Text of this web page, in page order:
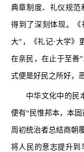
典章制度、礼仪规范
得到了深刻体现。《
大”，《礼记·大学》
在亲民，在止于至善
式便是好民之所好，
中华文化中的民
便有“民惟邦本，本固
周初统治者总结商朝
将人民的意志提升到